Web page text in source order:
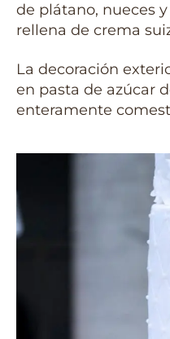
de plátano, nueces
rellena de crema
La decoración
en pasta de azúcar
enteramente